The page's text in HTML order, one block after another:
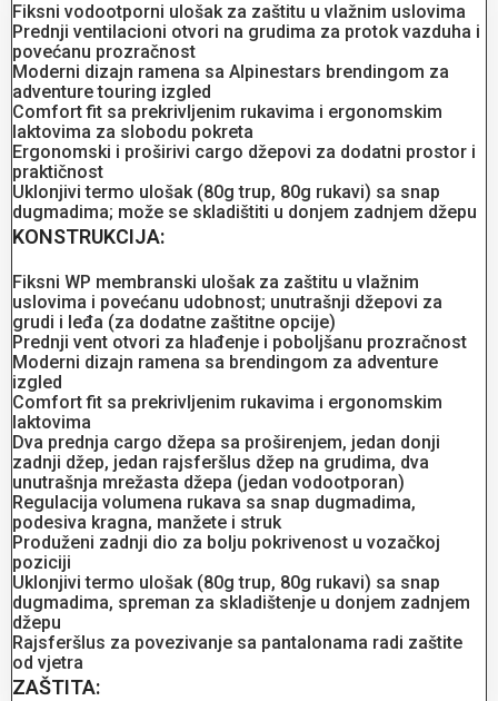
Fiksni vodootporni ulošak za zaštitu u vlažnim uslovima
Prednji ventilacioni otvori na grudima za protok vazduha i
povećanu prozračnost
Moderni dizajn ramena sa Alpinestars brendingom za
adventure touring izgled
Comfort fit sa prekrivljenim rukavima i ergonomskim
laktovima za slobodu pokreta
Ergonomski i proširivi cargo džepovi za dodatni prostor i
praktičnost
Uklonjivi termo ulošak (80g trup, 80g rukavi) sa snap
dugmadima; može se skladištiti u donjem zadnjem džepu
KONSTRUKCIJA:
Fiksni WP membranski ulošak za zaštitu u vlažnim
uslovima i povećanu udobnost; unutrašnji džepovi za
grudi i leđa (za dodatne zaštitne opcije)
Prednji vent otvori za hlađenje i poboljšanu prozračnost
Moderni dizajn ramena sa brendingom za adventure
izgled
Comfort fit sa prekrivljenim rukavima i ergonomskim
laktovima
Dva prednja cargo džepa sa proširenjem, jedan donji
zadnji džep, jedan rajsferšlus džep na grudima, dva
unutrašnja mrežasta džepa (jedan vodootporan)
Regulacija volumena rukava sa snap dugmadima,
podesiva kragna, manžete i struk
Produženi zadnji dio za bolju pokrivenost u vozačkoj
poziciji
Uklonjivi termo ulošak (80g trup, 80g rukavi) sa snap
dugmadima, spreman za skladištenje u donjem zadnjem
džepu
Rajsferšlus za povezivanje sa pantalonama radi zaštite
od vjetra
ZAŠTITA: